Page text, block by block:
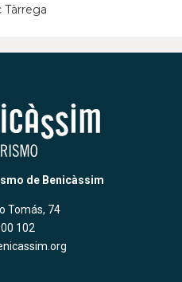
Tàrrega
de Benicàssim
Tomás, 74
102